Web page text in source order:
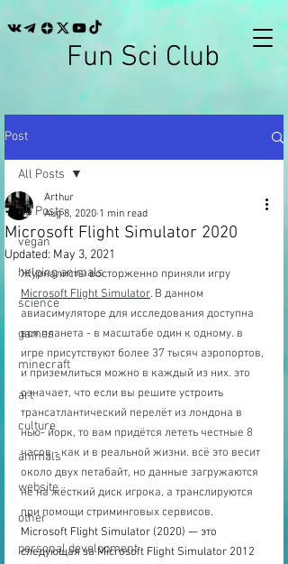
Fun Sci Club
Post
All Posts
vegan
helping animals
science
games
minecraft
art
culture
animals
website
other
personal development
All Posts
Microsoft Flight Simulator 2020
Arthur
Aug 8, 2020 1 min read
Updated: May 3, 2021
Журналисты восторженно приняли игру
Microsoft Flight Simulator. В данном
авиасимуляторе для исследования доступна
вся планета - в масштабе один к одному. в
игре присутствуют более 37 тысяч аэропортов,
и приземлиться можно в каждый из них. это
означает, что если вы решите устроить
трансатлантический перелёт из лондона в
нью- йорк, то вам придётся лететь честные 8
часов - как и в реальной жизни. всё это весит
около двух петабайт, но данные загружаются
не на жёсткий диск игрока, а транслируются
при помощи стриминговых сервисов.
Microsoft Flight Simulator (2020) — это
следующая за Microsoft Flight Simulator 2012